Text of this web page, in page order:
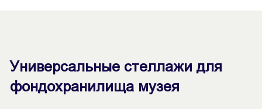
Универсальные стеллажи для
фондохранилища музея